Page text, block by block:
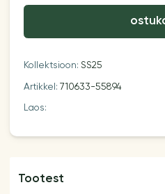
Kollektsioon:SS25
Artikkel:710633-55894
Laos:
Tootest